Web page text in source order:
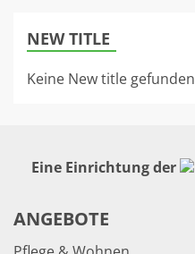
NEW TITLE
Keine New title gefunden
Eine Einrichtung der
ANGEBOTE